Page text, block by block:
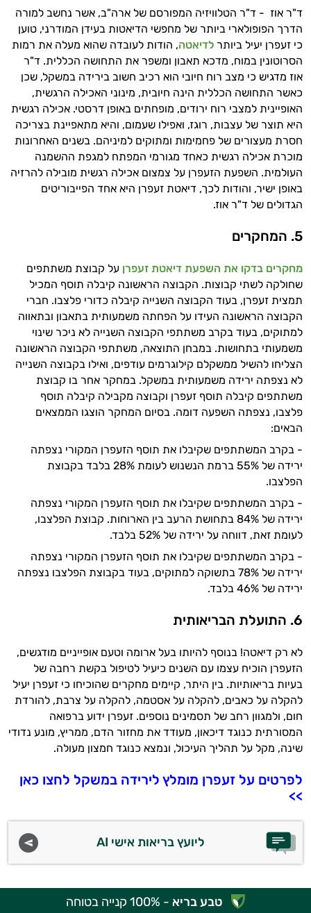
ד"ר אוז - ד"ר הטלוויזיה המפורסם של ארה"ב, אשר נחשב למורה
הדרך הפופולארי ביותר של מחפשי הדיאטות בעידן המודרני, טוען
כי זעפרן יעיל ביותר לדיאטה, הודות לעובדה שהוא מעלה את רמות
הסרוטונין במוח, מדכא תאבון ומשפר את התחושה הכללית. ד"ר
אוז מדגיש כי מצב רוח חיובי הוא רכיב חשוב בירידה במשקל, שכן
כאשר התחושה הכללית הינה חיובית, מינוני האכילה הרגשית,
האופיינית למצבי רוח ירודים, מופחתים באופן דרסטי. אכילה רגשית
היא תוצר של עצבות, רוגז, ואפילו שעמום, והיא מתאפיינת בצריכה
חסרת מעצורים של פחמימות ומתוקים למיניהם. בשנים האחרונות
מוכרת אכילה רגשית כאחד מגורמי המפתח למגפת ההשמנה
העולמית. השפעת הזעפרן על צמצום אכילה רגשית מובילה להרזיה
באופן ישיר, והודות לכך, דיאטת זעפרן היא אחד הפייבוריטים
הגדולים של ד"ר אוז.
5. המחקרים
מחקרים בדקו את השפעת דיאטת זעפרן על קבוצת משתתפים
שחולקה לשתי קבוצות. הקבוצה הראשונה קיבלה תוסף המכיל
תמצית זעפרן, בעוד הקבוצה השנייה קיבלה כדורי פלצבו. חברי
הקבוצה הראשונה העידו על הפחתה משמעותית בתאבון ובתאווה
למתוקים, בעוד בקרב משתתפי הקבוצה השנייה לא ניכר שינוי
משמעותי בתחושות. במבחן התוצאה, משתתפי הקבוצה הראשונה
הצליחו להשיל ממשקלם קילוגרמים עודפים, ואילו בקבוצה השנייה
לא נצפתה ירידה משמעותית במשקל. במחקר אחר בו קבוצת
משתתפים קיבלה תוסף זעפרן וקבוצה מקבילה קיבלה תוסף
פלצבו, נצפתה השפעה דומה. בסיום המחקר הוצגו הממצאים
הבאים:
- בקרב המשתתפים שקיבלו את תוסף הזעפרן המקורי נצפתה
ירידה של 55% ברמת הנשנוש לעומת 28% בלבד בקבוצת
הפלצבו.
- בקרב המשתתפים שקיבלו את תוסף הזעפרן המקורי נצפתה
ירידה של 84% בתחושת הרעב בין הארוחות. קבוצת הפלצבו,
לעומת זאת, דווחה על ירידה של 52% בלבד.
- בקרב המשתתפים שקיבלו את תוסף הזעפרן המקורי נצפתה
ירידה של 78% בתשוקה למתוקים, בעוד בקבוצת הפלצבו נצפתה
ירידה של 46% בלבד.
6. התועלת הבריאותית
לא רק דיאטה! בנוסף להיותו בעל ארומה וטעם אופייניים מודגשים,
הזעפרן הוכיח עצמו עם השנים כיעיל לטיפול בקשת רחבה של
בעיות בריאותיות. בין היתר, קיימים מחקרים שהוכיחו כי זעפרן יעיל
להקלה על כאבים, להקלה על אסטמה, להקלה על צרבת, להורדת
חום, ולמגוון רחב של תסמינים נוספים. זעפרן ידוע ברפואה
המסורתית כנוגד דיכאון, מעודד את מחזור הדם, ממריץ, מונע נדודי
שינה, מקל על תהליך העיכול, ונמצא כנוגד חמצון מעולה.
לפרטים על זעפרן מומלץ לירידה במשקל לחצו כאן
>>
ליועץ בריאות אישי AI
טבע בריא - 100% קנייה בטוחה
יום וגם בתחום הכושר והספורט.
המטרה שלי היא להתאים עבורך המלצות
אישיות מבוססות מדעית.
זה הזמן להתחיל. איך אוכל לעזור?